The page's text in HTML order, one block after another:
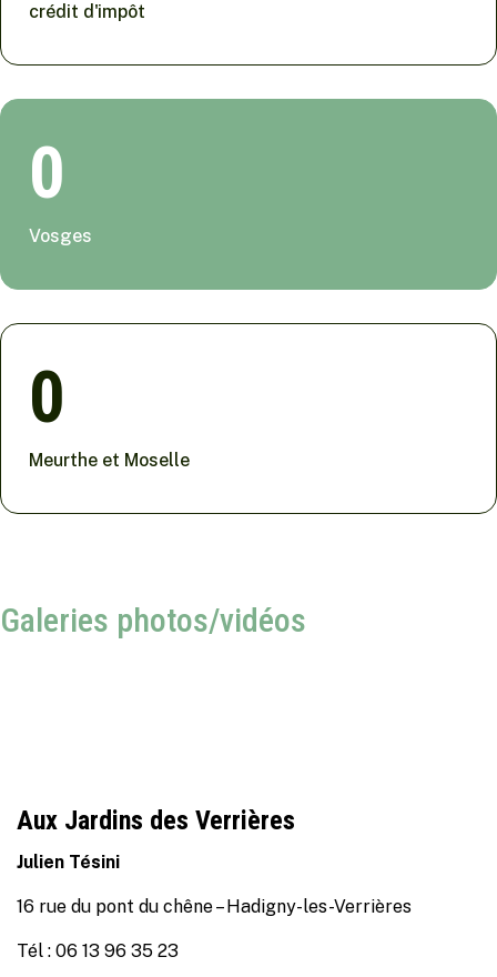
crédit d'impôt
0
Vosges
0
Meurthe et Moselle
Galeries photos/vidéos
Aux Jardins des Verrières
Julien Tésini
16 rue du pont du chêne – Hadigny-les-Verrières
Tél : 06 13 96 35 23